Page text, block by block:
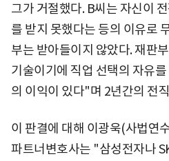
그가 거절했다. B씨는 자신이
를 받지 못했다는 등의 이유로
부는 받아들이지 않았다. 재판
기술이기에 직업 선택의 자유
의 이익이 있다"며 2년간의 전
이 판결에 대해 이광욱(사법연
파트너변호사는 "삼성전자나